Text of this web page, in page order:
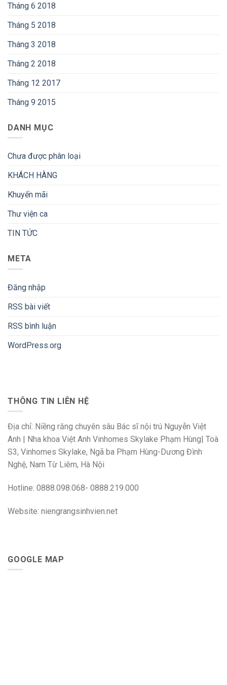
Tháng 6 2018
Tháng 5 2018
Tháng 3 2018
Tháng 2 2018
Tháng 12 2017
Tháng 9 2015
DANH MỤC
Chưa được phân loại
KHÁCH HÀNG
Khuyến mãi
Thư viện ca
TIN TỨC
META
Đăng nhập
RSS bài viết
RSS bình luận
WordPress.org
THÔNG TIN LIÊN HỆ
Địa chỉ: Niềng răng chuyên sâu Bác sĩ nội trú Nguyễn Việt
Anh | Nha khoa Việt Anh Vinhomes Skylake Phạm Hùng| Toà
S3, Vinhomes Skylake, Ngã ba Phạm Hùng-Dương Đình
Nghệ, Nam Từ Liêm, Hà Nội
Hotline: 0888.098.068- 0888.219.000
Website: niengrangsinhvien.net
GOOGLE MAP